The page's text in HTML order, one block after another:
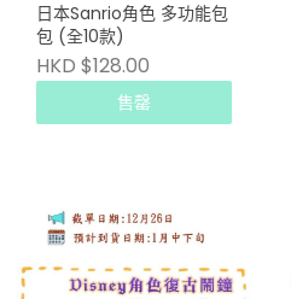
日本Sanrio角色 多功能包
包 (全10款)
HKD $128.00
售罄